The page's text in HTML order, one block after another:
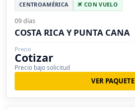
CENTROAMÉRICA CON VUELO
09 días
COSTA RICA Y PUNTA CANA
Precio
Cotizar
Precio bajo solicitud
VER PAQUETE